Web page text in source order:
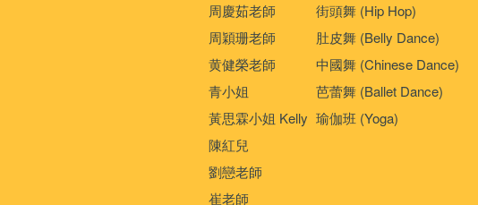
周慶茹老師
周穎珊老師
黄健榮老師
青小姐
黃思霖小姐 Kelly
陳紅兒
劉戀老師
崔老師
街頭舞 (Hip Hop)
肚皮舞 (Belly Dance)
中國舞 (Chinese Dance)
芭蕾舞 (Ballet Dance)
瑜伽班 (Yoga)